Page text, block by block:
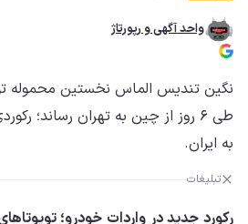
واحد آگهی و رپورتاژ
نگین تندیس الماس نخستین محموله
طی ۶ روز از چین به تهران رساند؛
به ایران.
تبلیغات
رکورد جدید در واردات خودرو؛